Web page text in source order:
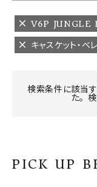
BRAND
CATEGORY
V6P JUNGLE
キャスケット・ベ
検索条件に該当す
た。
PICK UP